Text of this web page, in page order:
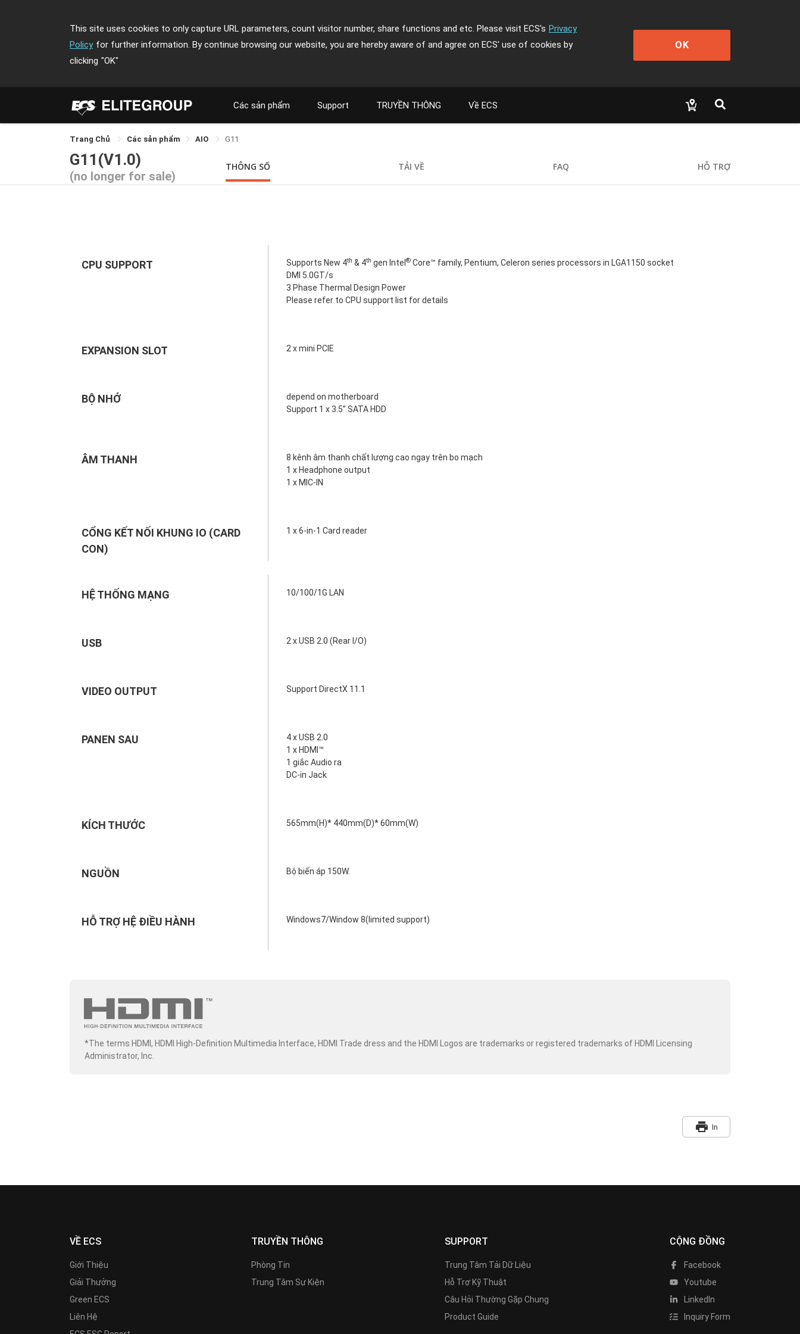
This site uses cookies to only capture URL parameters, count visitor number, share functions and etc. Please visit ECS's Privacy
Policy for further information. By continue browsing our website, you are hereby aware of and agree on ECS' use of cookies by
clicking "OK"
OK
Các sản phẩm Support TRUYỀN THÔNG Về ECS
Trang Chủ Các sản phẩm AIO G11
G11(V1.0)
(no longer for sale)
THÔNG SỐ TẢI VỀ FAQ HỖ TRỢ
CPU SUPPORT Supports New 4th & 4th gen Intel ® Core™ family, Pentium, Celeron series processors in LGA1150 socket
DMI 5.0GT/s
3 Phase Thermal Design Power
Please refer to CPU support list for details
EXPANSION SLOT 2 x mini PCIE
BỘ NHỚ
depend on motherboard
Support 1 x 3.5” SATA HDD
ÂM THANH
8 kênh âm thanh chất lượng cao ngay trên bo mạch
1 x Headphone output
1 x MIC-IN
CỔNG KẾT NỐI KHUNG IO (CARD
CON)
1 x 6-in-1 Card reader
HỆ THỐNG MẠNG 10/100/1G LAN
USB 2 x USB 2.0 (Rear I/O)
VIDEO OUTPUT Support DirectX 11.1
PANEN SAU
4 x USB 2.0
1 x HDMI™
1 giắc Audio ra
DC-in Jack
KÍCH THƯỚC 565mm(H)* 440mm(D)* 60mm(W)
NGUỒN Bộ biến áp 150W.
HỖ TRỢ HỆ ĐIỀU HÀNH Windows7/Window 8(limited support)
*The terms HDMI, HDMI High-Definition Multimedia Interface, HDMI Trade dress and the HDMI Logos are trademarks or registered trademarks of HDMI Licensing
Administrator, Inc.
print In
VỀ ECS
Giới Thiệu
Giải Thưởng
Green ECS
Liên Hệ
TRUYỀN THÔNG
Phòng Tin
Trung Tâm Sự Kiện
SUPPORT
Trung Tâm Tải Dữ Liệu
Hỗ Trợ Kỹ Thuật
Câu Hỏi Thường Gặp Chung
Product Guide
CỘNG ĐỒNG
Facebook
Youtube
LinkedIn
Inquiry Form